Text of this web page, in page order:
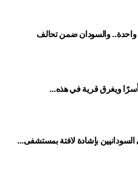
واحدة.. والسودان ضمن تحالف
أسرًا ويغرق قرية في هذه…
بإشادة لافتة بمستشفى…